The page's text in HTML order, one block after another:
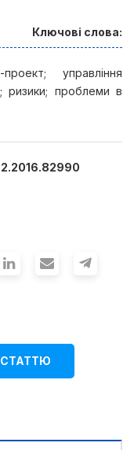
Ключові слова:
управління
ризики; проблеми в